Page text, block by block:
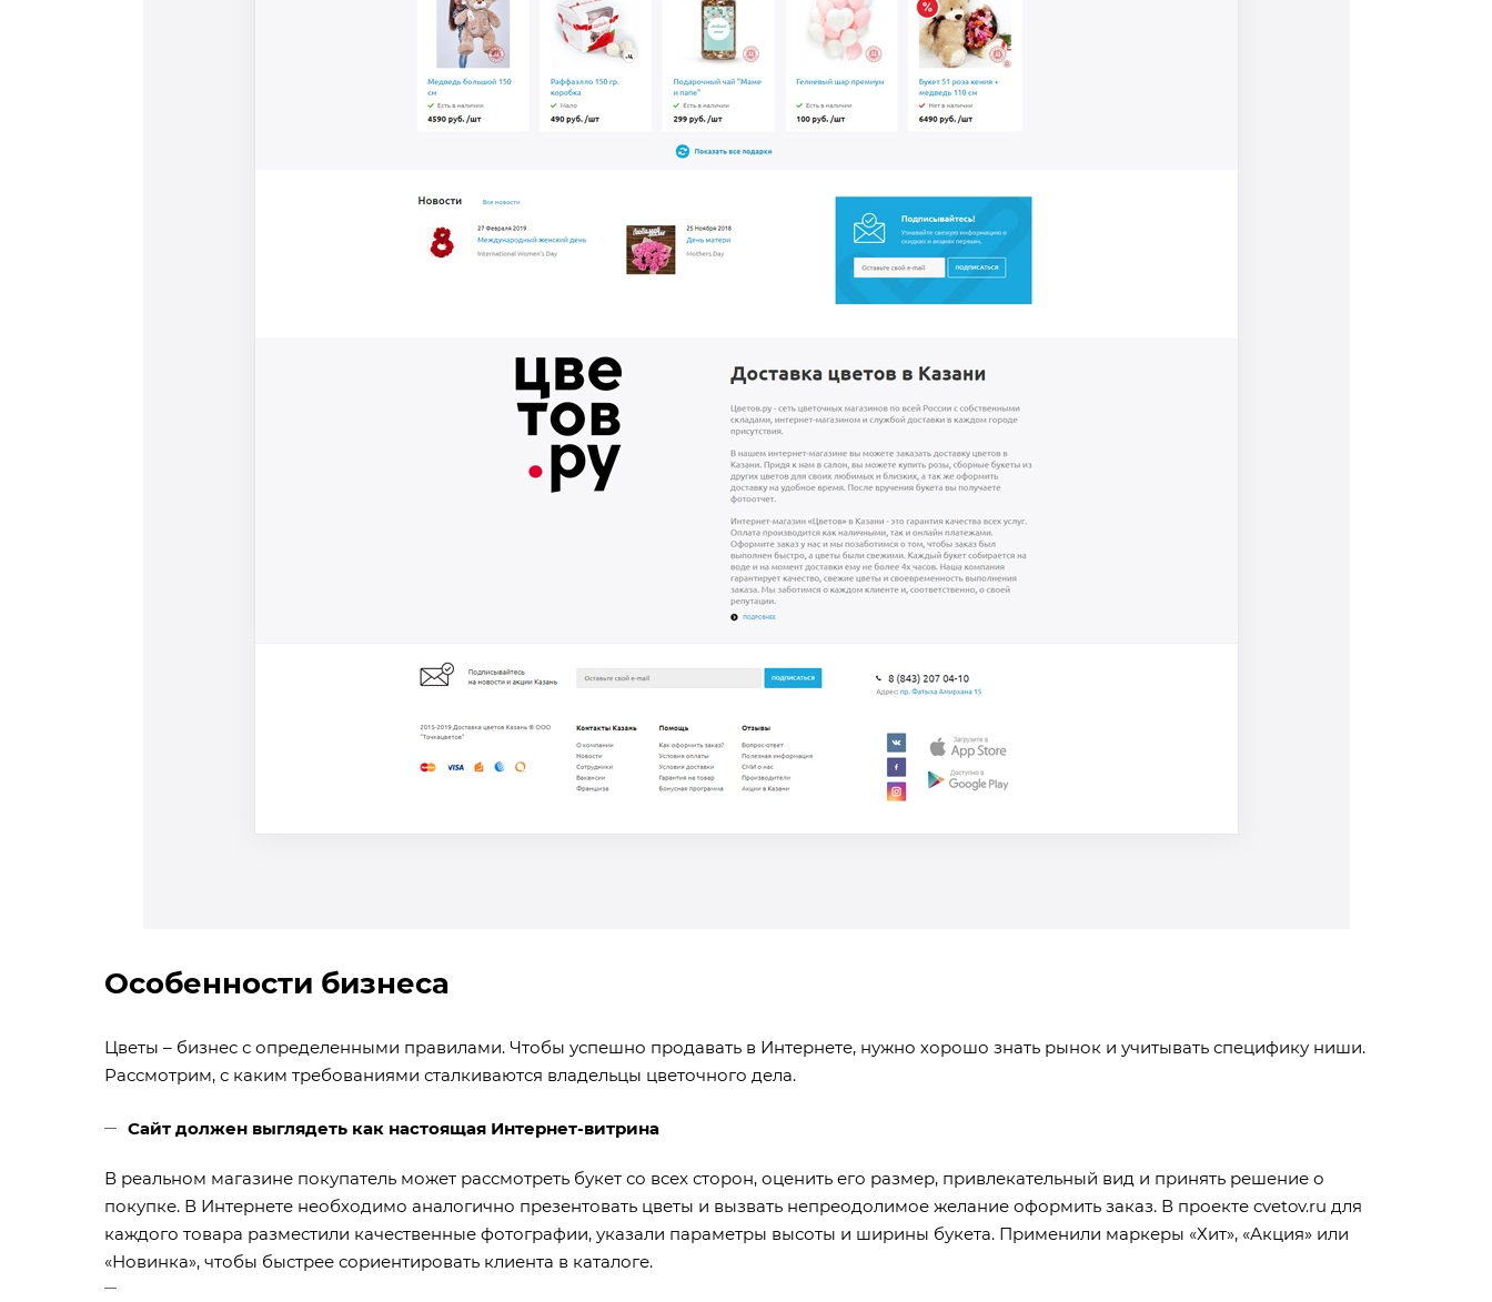
Особенности бизнеса
Цветы – бизнес с определенными правилами. Чтобы успешно продавать в Интернете, нужно хорошо знать рынок и учитывать специфику ниши.
Рассмотрим, с каким требованиями сталкиваются владельцы цветочного дела.
Сайт должен выглядеть как настоящая Интернет-витрина
В реальном магазине покупатель может рассмотреть букет со всех сторон, оценить его размер, привлекательный вид и принять решение о
покупке. В Интернете необходимо аналогично презентовать цветы и вызвать непреодолимое желание оформить заказ. В проекте cvetov.ru для
каждого товара разместили качественные фотографии, указали параметры высоты и ширины букета. Применили маркеры «Хит», «Акция» или
«Новинка», чтобы быстрее сориентировать клиента в каталоге.